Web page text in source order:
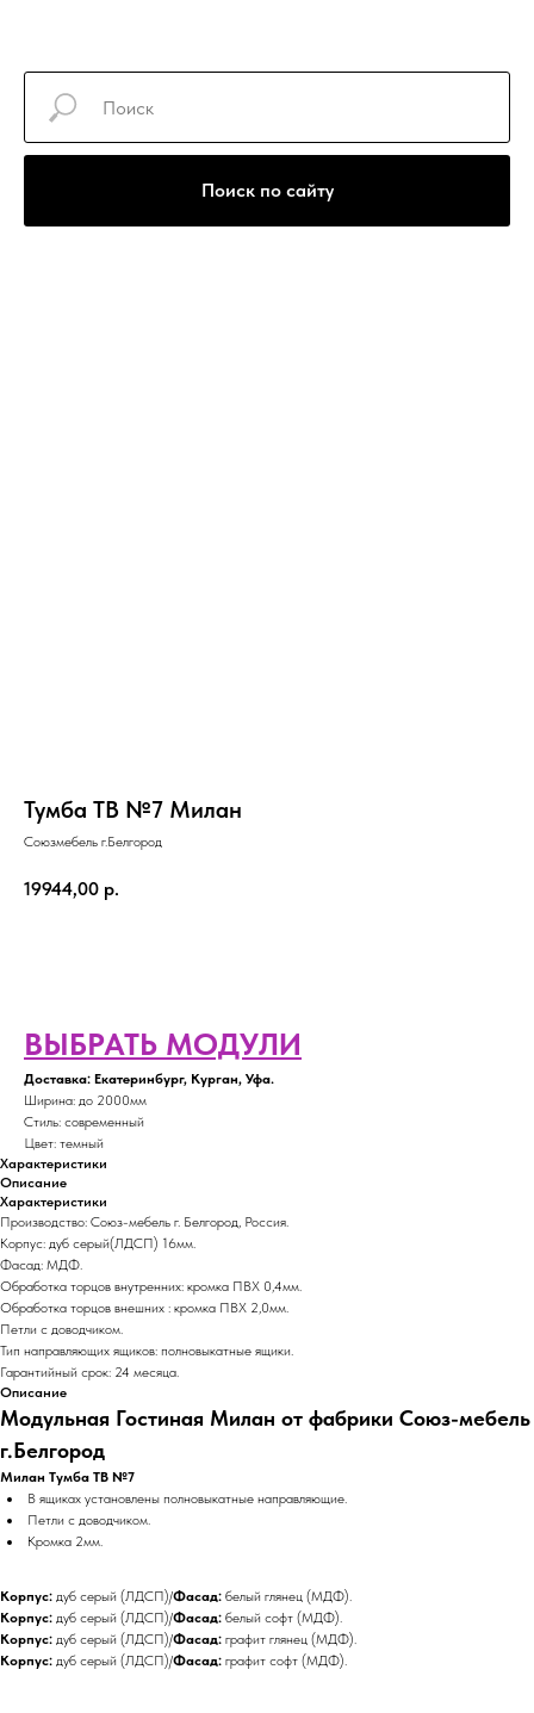
Поиск по сайту
Тумба ТВ №7 Милан
Союзмебель г.Белгород
19944,00 р.
ВЫБРАТЬ МОДУЛИ
Доставка: Екатеринбург, Курган, Уфа.
Ширина: до 2000мм
Стиль: современный
Цвет: темный
Характеристики
Описание
Характеристики
Производство: Союз-мебель г. Белгород, Россия.
Корпус: дуб серый(ЛДСП) 16мм.
Фасад: МДФ.
Обработка торцов внутренних: кромка ПВХ 0,4мм.
Обработка торцов внешних : кромка ПВХ 2,0мм.
Петли с доводчиком.
Тип направляющих ящиков: полновыкатные ящики.
Гарантийный срок: 24 месяца.
Описание
Модульная Гостиная Милан от фабрики Союз-мебель
г.Белгород
Милан Тумба ТВ №7
В ящиках установлены полновыкатные направляющие.
Петли с доводчиком.
Кромка 2мм.
Корпус: дуб серый (ЛДСП)/Фасад: белый глянец (МДФ).
Корпус: дуб серый (ЛДСП)/Фасад: белый софт (МДФ).
Корпус: дуб серый (ЛДСП)/Фасад: графит глянец (МДФ).
Корпус: дуб серый (ЛДСП)/Фасад: графит софт (МДФ).